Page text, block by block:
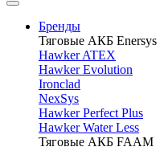
Бренды
Тяговые АКБ Enersys
Hawker ATEX
Hawker Evolution
Ironclad
NexSys
Hawker Perfect Plus
Hawker Water Less
Тяговые АКБ FAAM